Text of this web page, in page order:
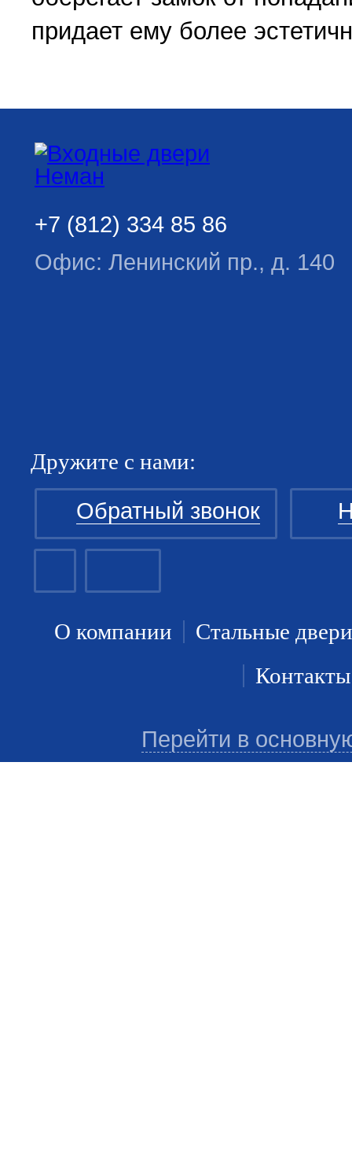
придает ему более
+7 (812) 334 85 86
Офис: Ленинский пр., д. 140
Дружите с нами:
О компании
Стальные двери
Контакты
Обратный звонок
Перейти в